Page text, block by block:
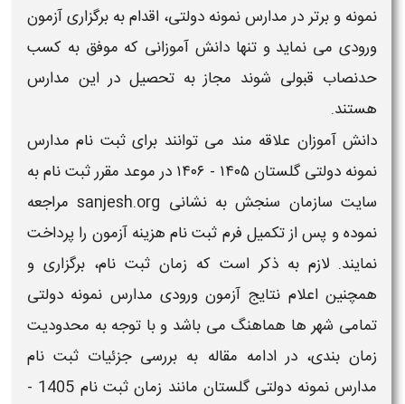
نمونه و برتر درمدارس نمونه دولتی، اقدام به برگزاری آزمون
ورودی می نماید و تنها دانش آموزانی که موفق به کسب
حدنصاب قبولی شوند مجاز به تحصیل در این مدارس
هستند.
دانش آموزان علاقه مند می توانند برایثبت نام مدارس
نمونه دولتی گلستان ​​۱۴۰۵ - ۱۴۰۶
در موعد مقررثبت نامبه
سایت سازمان سنجش به نشانی sanjesh.org مراجعه
نموده و پس از تکمیل فرم ثبت نام هزینه آزمون را پرداخت
نمایند. لازم به ذکر است که زمان ثبت نام، برگزاری و
همچنین اعلام نتایج آزمون ورودی مدارس نمونه دولتی
تمامی شهر ها هماهنگ می باشد و با توجه به محدودیت
زمان بندی، در ادامه مقاله به بررسی جزئیات ثبت نام
مدارس نمونه دولتی گلستان مانند
زمان ثبت نام 1405 -